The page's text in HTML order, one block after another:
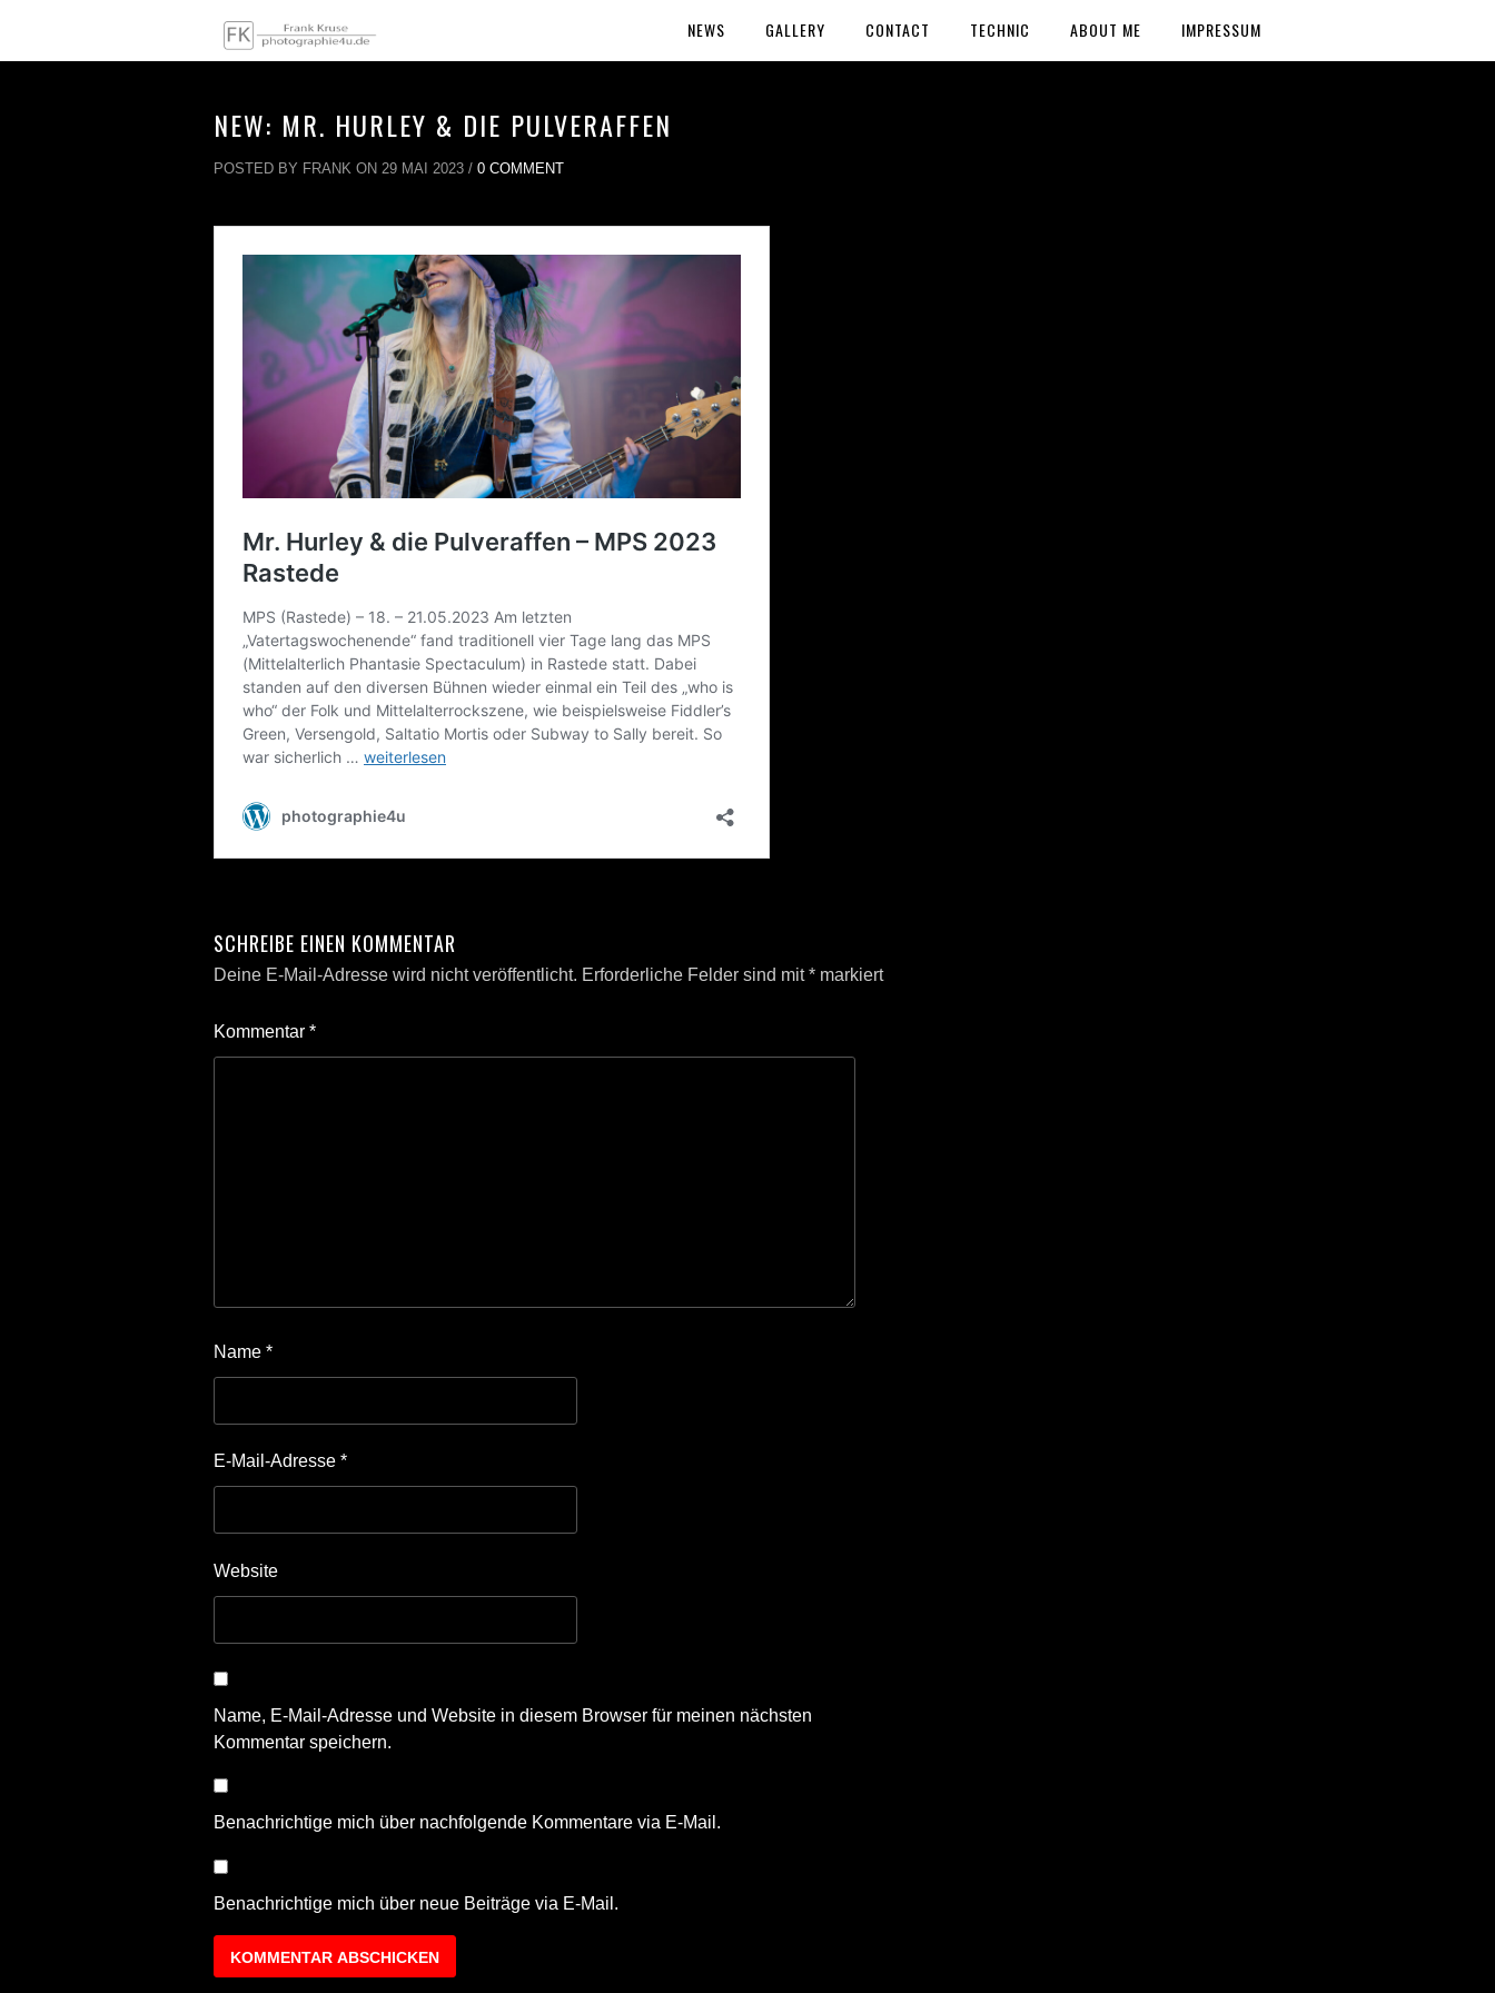
NEWS GALLERY CONTACT TECHNIC ABOUT ME IMPRESSUM
NEW: MR. HURLEY & DIE PULVERAFFEN
POSTED BY FRANK ON 29 MAI 2023 / 0 COMMENT
SCHREIBE EINEN KOMMENTAR
Deine E-Mail-Adresse wird nicht veröffentlicht. Erforderliche Felder sind mit* markiert
Kommentar *
Name *
E-Mail-Adresse *
Website
Name, E-Mail-Adresse und Website in diesem Browser für meinen nächsten
Kommentar speichern.
Benachrichtige mich über nachfolgende Kommentare via E-Mail.
Benachrichtige mich über neue Beiträge via E-Mail.